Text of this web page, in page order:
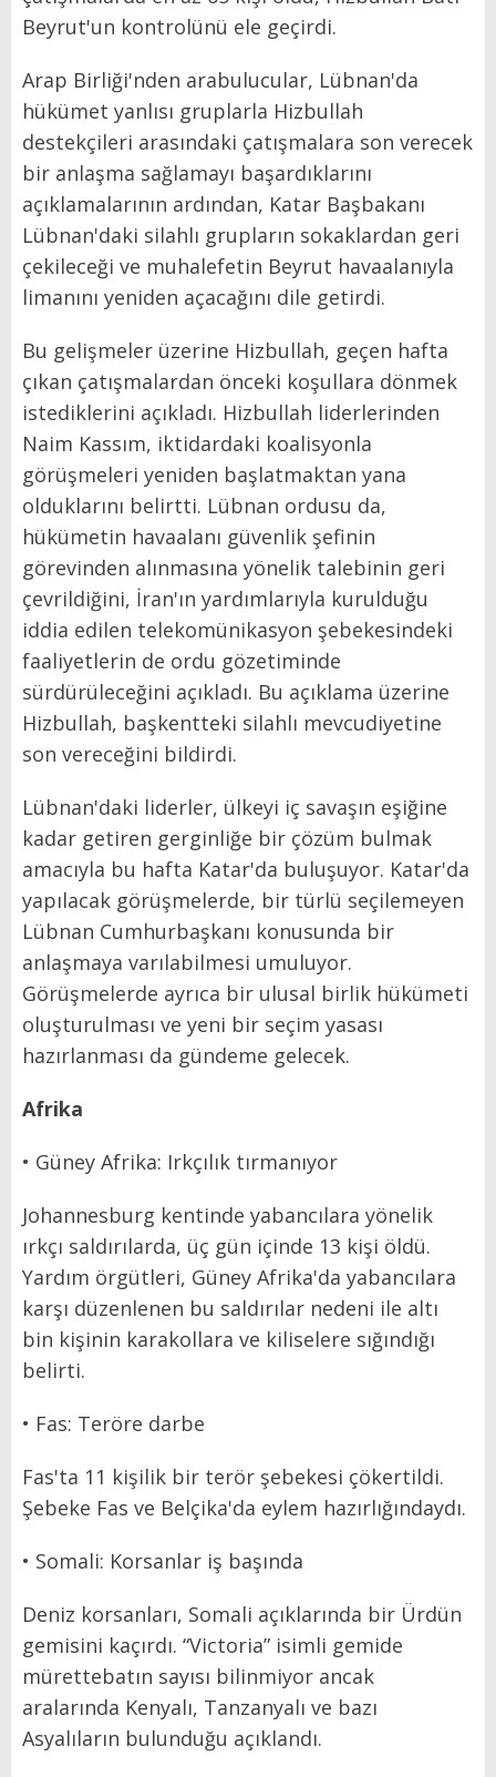
Beyrut'un kontrolünü ele geçirdi.
Arap Birliği'nden arabulucular, Lübnan'da
hükümet yanlısı gruplarla Hizbullah
destekçileri arasındaki çatışmalara son verecek
bir anlaşma sağlamayı başardıklarını
açıklamalarının ardından, Katar Başbakanı
Lübnan'daki silahlı grupların sokaklardan geri
çekileceği ve muhalefetin Beyrut havaalanıyla
limanını yeniden açacağını dile getirdi.
Bu gelişmeler üzerine Hizbullah, geçen hafta
çıkan çatışmalardan önceki koşullara dönmek
istediklerini açıkladı. Hizbullah liderlerinden
Naim Kassım, iktidardaki koalisyonla
görüşmeleri yeniden başlatmaktan yana
olduklarını belirtti. Lübnan ordusu da,
hükümetin havaalanı güvenlik şefinin
görevinden alınmasına yönelik talebinin geri
çevrildiğini, İran'ın yardımlarıyla kurulduğu
iddia edilen telekomünikasyon şebekesindeki
faaliyetlerin de ordu gözetiminde
sürdürüleceğini açıkladı. Bu açıklama üzerine
Hizbullah, başkentteki silahlı mevcudiyetine
son vereceğini bildirdi.
Lübnan'daki liderler, ülkeyi iç savaşın eşiğine
kadar getiren gerginliğe bir çözüm bulmak
amacıyla bu hafta Katar'da buluşuyor. Katar'da
yapılacak görüşmelerde, bir türlü seçilemeyen
Lübnan Cumhurbaşkanı konusunda bir
anlaşmaya varılabilmesi umuluyor.
Görüşmelerde ayrıca bir ulusal birlik hükümeti
oluşturulması ve yeni bir seçim yasası
hazırlanması da gündeme gelecek.
Afrika
• Güney Afrika: Irkçılık tırmanıyor
Johannesburg kentinde yabancılara yönelik
ırkçı saldırılarda, üç gün içinde 13 kişi öldü.
Yardım örgütleri, Güney Afrika'da yabancılara
karşı düzenlenen bu saldırılar nedeni ile altı
bin kişinin karakollara ve kiliselere sığındığı
belirti.
• Fas: Teröre darbe
Fas'ta 11 kişilik bir terör şebekesi çökertildi.
Şebeke Fas ve Belçika'da eylem hazırlığındaydı.
• Somali: Korsanlar iş başında
Deniz korsanları, Somali açıklarında bir Ürdün
gemisini kaçırdı. “Victoria” isimli gemide
mürettebatın sayısı bilinmiyor ancak
aralarında Kenyalı, Tanzanyalı ve bazı
Asyalıların bulunduğu açıklandı.